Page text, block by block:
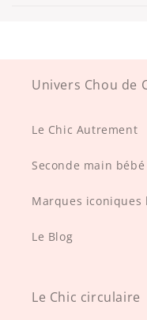
Univers Chou de
Le Chic Autrement
Seconde main
Marques iconiques
Le Blog
Le Chic circulaire